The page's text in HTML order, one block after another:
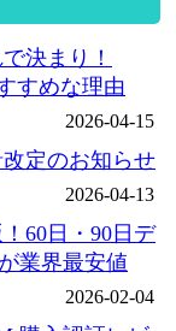
決まり！
すめな理由
2026-04-15
定のお知らせ
2026-04-13
60日・90日デ
業界最安値
2026-02-04